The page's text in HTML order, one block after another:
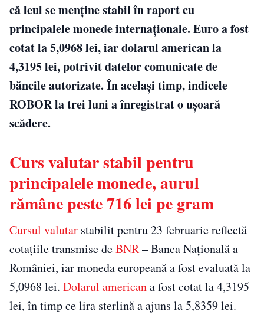
că leul se menține stabil în raport cu
principalele monede internaționale. Euro a fost
cotat la 5,0968 lei, iar dolarul american la
4,3195 lei, potrivit datelor comunicate de
băncile autorizate. În același timp, indicele
ROBOR la trei luni a înregistrat o ușoară
scădere.
Curs valutar stabil pentru
principalele monede, aurul
rămâne peste 716 lei pe gram
Cursul valutar stabilit pentru 23 februarie reflectă
cotațiile transmise deBNR– Banca Națională a
României, iar moneda europeană a fost evaluată la
5,0968 lei. Dolarul americana fost cotat la 4,3195
lei, în timp ce lira sterlină a ajuns la 5,8359 lei.